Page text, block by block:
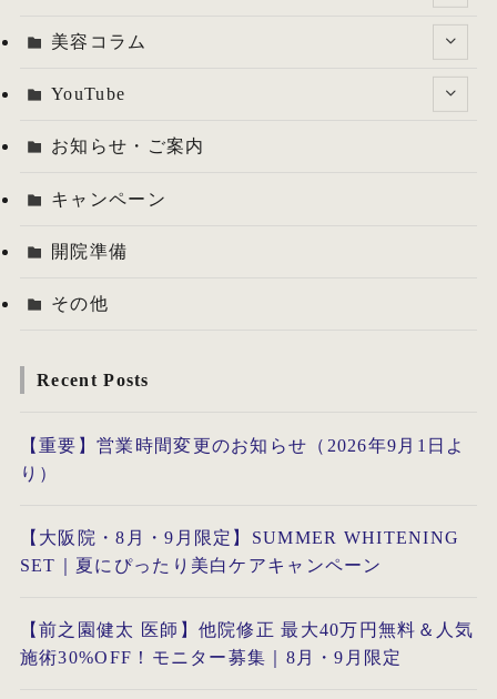
美容コラム
YouTube
お知らせ・ご案内
キャンペーン
開院準備
その他
Recent Posts
【重要】営業時間変更のお知らせ（2026年9月1日よ
り）
【大阪院・8月・9月限定】SUMMER WHITENING
SET｜夏にぴったり美白ケアキャンペーン
【前之園健太 医師】他院修正 最大40万円無料＆人気
施術30%OFF！モニター募集｜8月・9月限定